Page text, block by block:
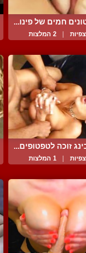
חמים של פינו...
2 המלצות
זוכה לטפטופים...
1 המלצות